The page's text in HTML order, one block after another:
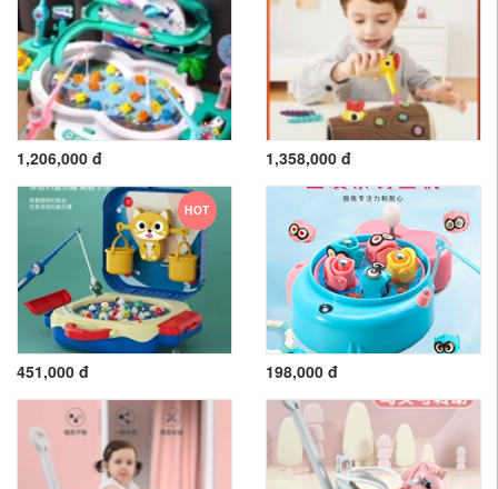
1,206,000 đ 1,358,000 đ
HOT
451,000 đ 198,000 đ